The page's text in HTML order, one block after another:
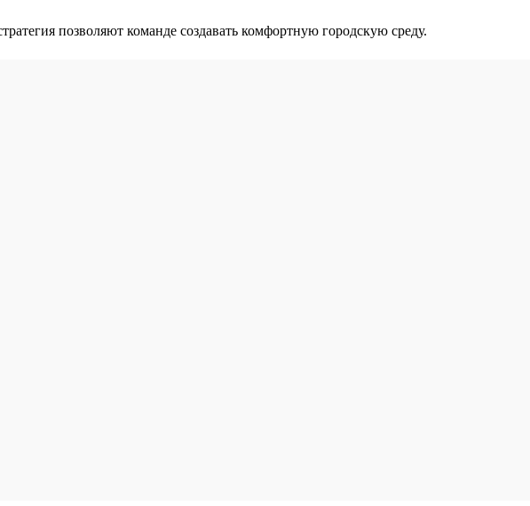
позволяют команде создавать комфортную городскую среду.